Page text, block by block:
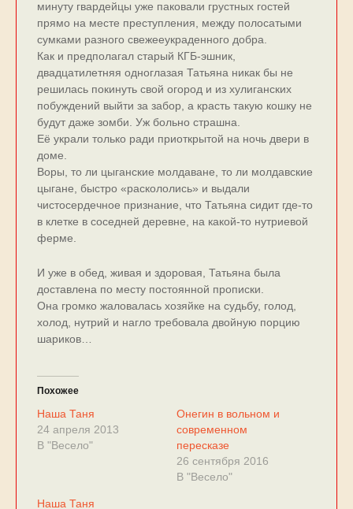
минуту гвардейцы уже паковали грустных гостей
прямо на месте преступления, между полосатыми
сумками разного свежееукраденного добра.
Как и предполагал старый КГБ-эшник,
двадцатилетняя одноглазая Татьяна никак бы не
решилась покинуть свой огород и из хулиганских
побуждений выйти за забор, а красть такую кошку не
будут даже зомби. Уж больно страшна.
Её украли только ради приоткрытой на ночь двери в
доме.
Воры, то ли цыганские молдаване, то ли молдавские
цыгане, быстро «раскололись» и выдали
чистосердечное признание, что Татьяна сидит где-то
в клетке в соседней деревне, на какой-то нутриевой
ферме.
И уже в обед, живая и здоровая, Татьяна была
доставлена по месту постоянной прописки.
Она громко жаловалась хозяйке на судьбу, голод,
холод, нутрий и нагло требовала двойную порцию
шариков…
Похожее
Наша Таня
24 апреля 2013
В "Весело"
Онегин в вольном и
современном
пересказе
26 сентября 2016
В "Весело"
Наша Таня